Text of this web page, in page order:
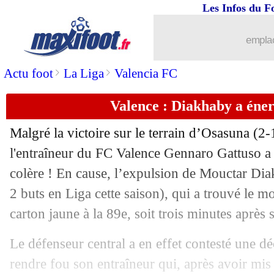
Actu foot> La Liga> Valencia FC
Les Infos du
Valence : Diakhaby a
Malgré la victoire sur le terrain d’Osasuna
l'entraîneur du FC Valence Gennaro Gattuso
colère ! En cause, l’expulsion de Mouctar
2 buts en Liga cette saison), qui a trouvé le
carton jaune à la 89e, soit trois minutes après
Le défenseur central a en effet contesté une
rendre fou son entraîneur qui, après avoir
Lyon: Bosz, un départ à l'étude ?
08/10 EdF
08/10 Barça: Xavi attend encore plus de
08/10 L2 : la 11e journée à suivre en
08/10 PSG : Matuidi a retrouvé le grand
08/10 EdF: l'anecdote de Domenech sur
08/10 Barça: l'arbitrage, Xavi veut tourner